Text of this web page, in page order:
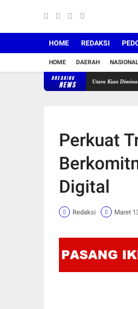
HOME REDAKSI
HOME DAERAH
BREAKING
NEWS
SMK Negeri 4 Galesong Utara Kian Diminati Pelajar
Perkuat
Digital
Redaksi Maret